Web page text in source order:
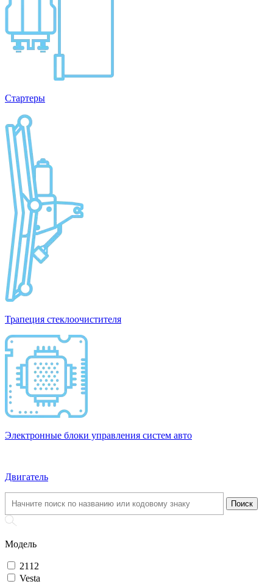
Стартеры
Трапеция стеклоочистителя
Электронные блоки управления систем авто
Двигатель
Модель
2112
Vesta